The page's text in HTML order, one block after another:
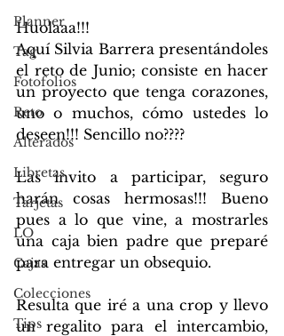
Planner
Tag
Fotofolios
Reto
Alterados
Libretas
Tarjetas
LO
Cajas
Colecciones
Tips
Huolaaa!!!
Aquí Silvia Barrera presentándoles
el reto de Junio; consiste en hacer
un proyecto que tenga corazones,
uno o muchos, cómo ustedes lo
deseen!!! Sencillo no????
Las invito a participar, seguro
harán cosas hermosas!!! Bueno
pues a lo que vine, a mostrarles
una caja bien padre que preparé
para entregar un obsequio.
Resulta que iré a una crop y llevo
un regalito para el intercambio,